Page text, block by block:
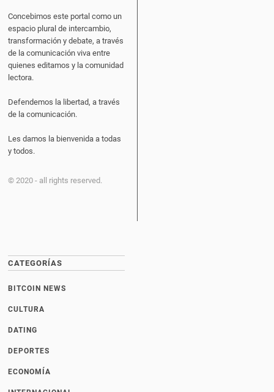
Concebimos este portal como un
espacio plural de intercambio,
transformación y debate, a través
de la comunicación viva entre
quienes editamos y la comunidad
lectora.
Defendemos la libertad, a través
de la comunicación.
Les damos la bienvenida a todas
y todos.
© 2020 - all rights reserved.
CATEGORÍAS
BITCOIN NEWS
CULTURA
DATING
DEPORTES
ECONOMÍA